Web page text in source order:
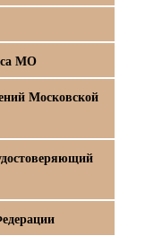
МО
Московской